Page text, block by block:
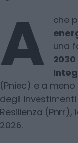
A che
una
2030
(Pniec) e a
degli investimenti
Resilienza
2026.